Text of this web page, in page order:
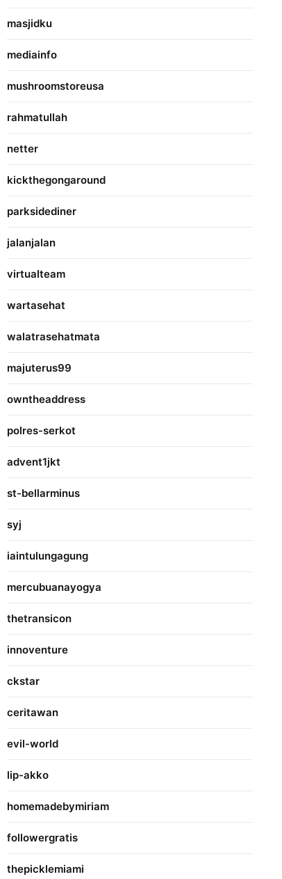
masjidku
mediainfo
mushroomstoreusa
rahmatullah
netter
kickthegongaround
parksidediner
jalanjalan
virtualteam
wartasehat
walatrasehatmata
majuterus99
owntheaddress
polres-serkot
advent1jkt
st-bellarminus
syj
iaintulungagung
mercubuanayogya
thetransicon
innoventure
ckstar
ceritawan
evil-world
lip-akko
homemadebymiriam
followergratis
thepicklemiami